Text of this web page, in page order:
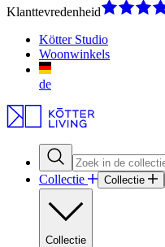
Klanttevredenheid
Kötter Studio
Woonwinkels
de
Collectie Collectie
Collectie